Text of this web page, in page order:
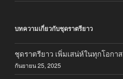
บทความเกี่ยวกับชุดราตรียาว
ชุดราตรียาว เพิ่มเสน่ห์ในทุกโอกาส
กันยายน 25, 2025